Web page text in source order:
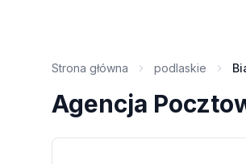
Strona główna podlaskie
Agencja